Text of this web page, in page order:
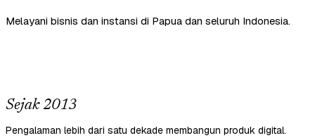
Melayani bisnis dan instansi di Papua dan seluruh Indonesia.
Sejak 2013
Pengalaman lebih dari satu dekade membangun produk digital.